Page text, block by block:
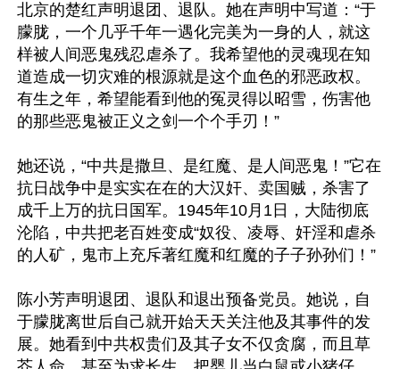
北京的楚红声明退团、退队。她在声明中写道：“于
朦胧，一个几乎千年一遇化完美为一身的人，就这
样被人间恶鬼残忍虐杀了。我希望他的灵魂现在知
道造成一切灾难的根源就是这个血色的邪恶政权。
有生之年，希望能看到他的冤灵得以昭雪，伤害他
的那些恶鬼被正义之剑一个个手刃！”
她还说，“中共是撒旦、是红魔、是人间恶鬼！”它在
抗日战争中是实实在在的大汉奸、卖国贼，杀害了
成千上万的抗日国军。1945年10月1日，大陆彻底
沦陷，中共把老百姓变成“奴役、凌辱、奸淫和虐杀
的人矿，鬼市上充斥著红魔和红魔的子子孙孙们！”
陈小芳声明退团、退队和退出预备党员。她说，自
于朦胧离世后自己就开始天天关注他及其事件的发
展。她看到中共权贵们及其子女不仅贪腐，而且草